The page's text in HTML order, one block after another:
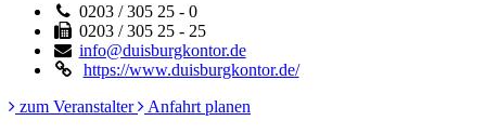
0203 / 305 25 - 0
0203 / 305 25 - 25
info@duisburgkontor.de
https://www.duisburgkontor.de/
zum Veranstalter
Anfahrt planen